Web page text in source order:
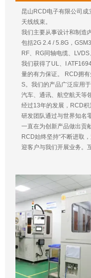
昆山RCD电子有限公司成
天线线束。
我们主要从事设计和制造
包括2G 2.4 / 5.8G，
RF、RG同轴电缆、
我们获得了UL、I
量的有力保证。 RCD拥
S。我们的产品广泛应用
汽车、通讯、航空航天等
经过13年的发展，RCD
研发团队通过与世界知名
一直在为创新产品做出贡献
RCD始终坚持“不断进取
迎客户与我们开展业务。